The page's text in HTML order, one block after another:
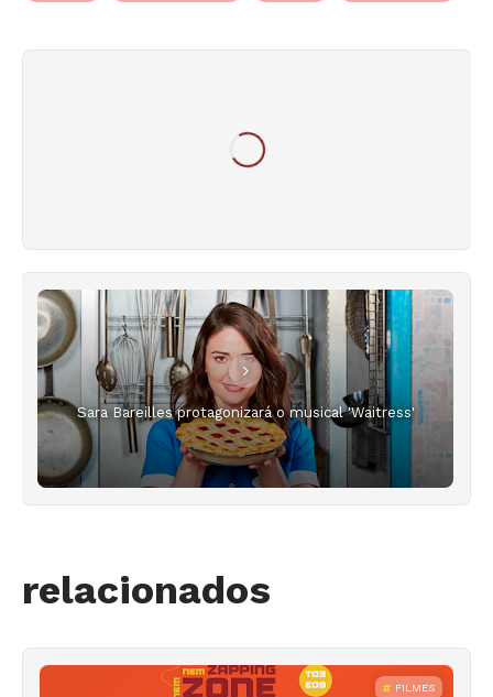
Sara Bareilles protagonizará o musical 'Waitress'
relacionados
FILMES